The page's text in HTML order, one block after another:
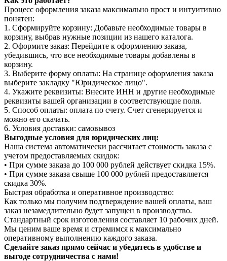
Процесс оформления заказа максимально прост и интуитивно
понятен:
1. Сформируйте корзину: Добавьте необходимые товары в
корзину, выбрав нужные позиции из нашего каталога.
2. Оформите заказ: Перейдите к оформлению заказа,
убедившись, что все необходимые товары добавлены в
корзину.
3. Выберите форму оплаты: На странице оформления заказа
выберите закладку "Юридическое лицо".
4. Укажите реквизиты: Внесите ИНН и другие необходимые
реквизиты вашей организации в соответствующие поля.
5. Способ оплаты: оплата по счету. Счет сгенерируется и
можно его скачать.
6. Условия доставки: самовывоз
Выгодные условия для юридических лиц:
Наша система автоматически рассчитает стоимость заказа с
учетом предоставляемых скидок:
• При сумме заказа до 100 000 рублей действует скидка 15%.
• При сумме заказа свыше 100 000 рублей предоставляется
скидка 30%.
Быстрая обработка и оперативное производство:
Как только мы получим подтверждение вашей оплаты, ваш
заказ незамедлительно будет запущен в производство.
Стандартный срок изготовления составляет 10 рабочих дней.
Мы ценим ваше время и стремимся к максимально
оперативному выполнению каждого заказа.
Сделайте заказ прямо сейчас и убедитесь в удобстве и
выгоде сотрудничества с нами!